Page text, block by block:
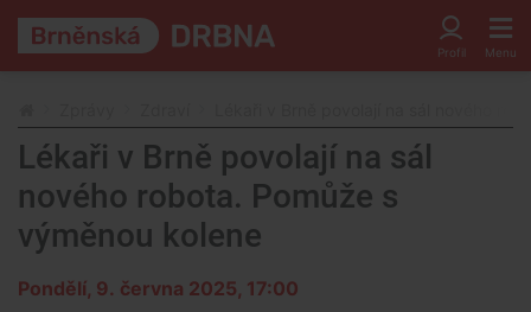
Lékaři v Brně povolají na sál
nového robota. Pomůže s
výměnou kolene
Pondělí, 9. června 2025, 17:00